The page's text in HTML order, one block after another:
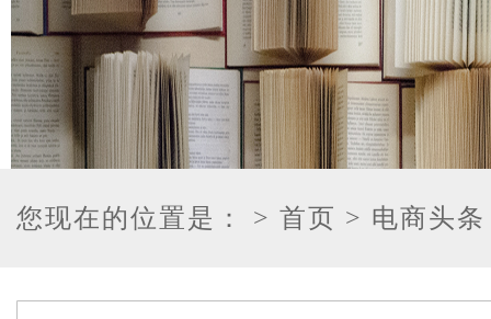
您现在的位置是： > 首页 > 电商头条